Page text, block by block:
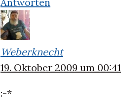
Weberknecht
19. Oktober 2009 um 00:41
:-*